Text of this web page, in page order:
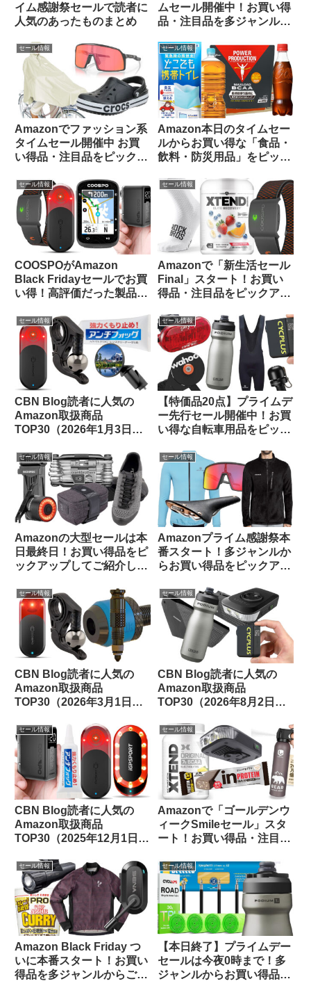
イム感謝祭セールで読者に
人気のあったものまとめ
ムセール開催中！お買い得
品・注目品を多ジャンルか
します
セール情報
Amazonでファッション系
タイムセール開催中 お買
い得品・注目品をピックア
で】
セール情報
Amazon本日のタイムセー
ルからお買い得な「食品・
飲料・防災用品」をピック
セール情報
COOSPOがAmazon
Black Fridayセールでお買
い得！高評価だった製品を
Blog限定クーポン情報あ
り】
セール情報
Amazonで「新生活セール
Final」スタート！お買い
得品・注目品をピックアッ
セール情報
CBN Blog読者に人気の
Amazon取扱商品
TOP30（2026年1月3日
セール情報
【特価品20点】プライムデ
ー先行セール開催中！お買
い得な自転車用品をピック
セール情報
Amazonの大型セールは本
日最終日！お買い得品をピ
ックアップしてご紹介しま
セール情報
Amazonプライム感謝祭本
番スタート！多ジャンルか
らお買い得品をピックアッ
セール情報
CBN Blog読者に人気の
Amazon取扱商品
TOP30（2026年3月1日
セール情報
CBN Blog読者に人気の
Amazon取扱商品
TOP30（2026年8月2日
セール情報
CBN Blog読者に人気の
Amazon取扱商品
TOP30（2025年12月1日
セール情報
Amazonで「ゴールデンウ
ィークSmileセール」スタ
ート！お買い得品・注目品
ップしてご紹介します
セール情報
Amazon Black Friday つ
いに本番スタート！お買い
得品を多ジャンルからご紹
セール情報
【本日終了】プライムデー
セールは今夜0時まで！多
ジャンルからお買い得品を